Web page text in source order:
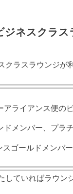
ジネスクラス
クラスラウンジが
アライアンス便の
ドメンバー、プラ
スゴールドメンバ
していればラウン